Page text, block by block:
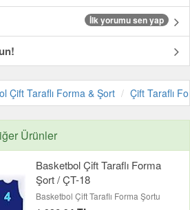
İlk yorumu sen yap
Çift Taraflı Forma & Şort Çift Taraflı
Ürünler
Basketbol Çift Taraflı Forma
Şort / ÇT-18
Basketbol Çift Taraflı Forma Şortu